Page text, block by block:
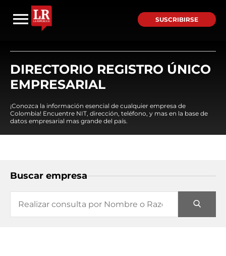
SUSCRIBIRSE
DIRECTORIO REGISTRO ÚNICO
EMPRESARIAL
¡Conozca la información esencial de cualquier empresa de
Colombia! Encuentre NIT, dirección, teléfono, y mas en la base de
datos empresarial mas grande del país.
Buscar empresa